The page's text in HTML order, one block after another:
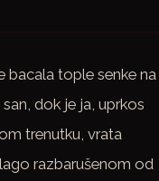
bacala tople senke na
dok je ja, uprkos
trenutku, vrata
razbarušenom od